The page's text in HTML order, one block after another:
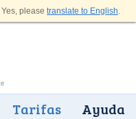
Yes, please translate to English.
Tarifas Ayuda